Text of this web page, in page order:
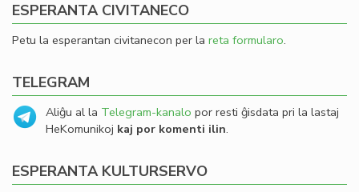
ESPERANTA CIVITANECO
Petu la esperantan civitanecon per la reta formularo.
TELEGRAM
Aliĝu al la Telegram-kanalo por resti ĝisdata pri la lastaj
HeKomunikoj kaj por komenti ilin.
ESPERANTA KULTURSERVO